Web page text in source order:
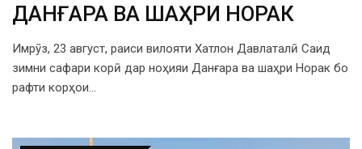
ДАНҒАРА ВА ШАҲРИ НОРАК
Имрӯз, 23 август, раиси вилояти Хатлон Давлаталӣ Саид
зимни сафари корӣ дар ноҳияи Данғара ва шаҳри Норак бо
рафти корҳои…